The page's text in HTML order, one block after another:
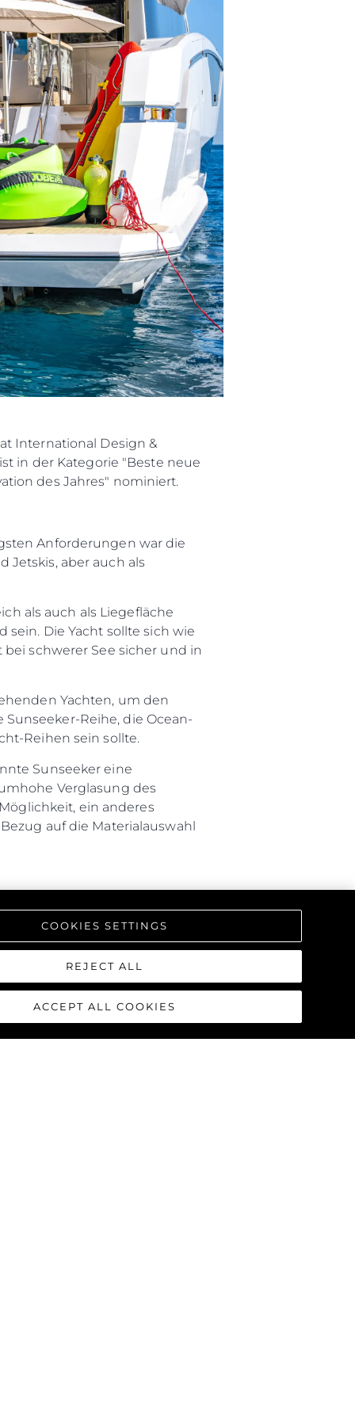
International Design &
in der Kategorie "Beste neue
des Jahres" nominiert.
Anforderungen war die
Jetskis, aber auch als
als auch als Liegefläche
Die Yacht sollte sich wie
schwerer See sicher und in
Yachten, um den
Reihe, die Ocean-
Reihen sein sollte.
Sunseeker eine
Verglasung des
ein anderes
auf die Materialauswahl
Nutzen des
zwischen den verfügbaren
Nutzung des Achterdecks
in ein privates Refugium im
und bietet vielfältige
COOKIES SETTINGS
REJECT ALL
ACCEPT ALL COOKIES